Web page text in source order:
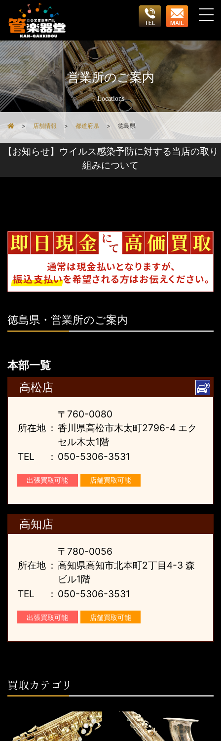
店舗情報 都道府県 徳島県
営業所のご案内
Locations
【お知らせ】ウイルス感染予防に対する当店の取り
組みについて
徳島県・営業所のご案内
本部一覧
高松店
所在地 ：
〒760-0080
香川県高松市木太町2796-4 エク
セル木太1階
TEL
： 050-5306-3531
出張買取可能 店舗買取可能
高知店
所在地 ：
〒780-0056
高知県高知市北本町2丁目4-3 森
ビル1階
TEL
： 050-5306-3531
出張買取可能 店舗買取可能